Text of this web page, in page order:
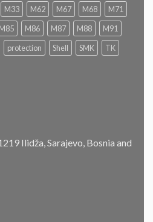
M33 M62 M67 M68
M71
M85 M86 M87 M88
M91
protection Shell SMK
TK
Ilidža, Sarajevo, Bosnia and